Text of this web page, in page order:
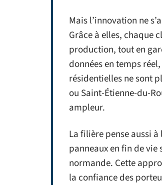
Mais l’innovation ne
Grâce à elles, chaque
production, tout en
données en temps
résidentielles ne sont
ou Saint-Étienne-du-
ampleur.
La filière pense aussi
panneaux en fin de
normande. Cette
la confiance des